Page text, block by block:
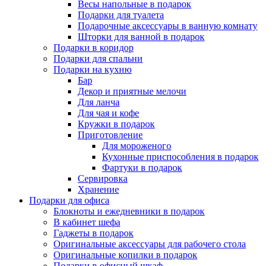
Весы напольные в подарок
Подарки для туалета
Подарочные аксессуары в ванную комнату
Шторки для ванной в подарок
Подарки в коридор
Подарки для спальни
Подарки на кухню
Бар
Декор и приятные мелочи
Для ланча
Для чая и кофе
Кружки в подарок
Приготовление
Для мороженого
Кухонные приспособления в подарок
Фартуки в подарок
Сервировка
Хранение
Подарки для офиса
Блокноты и ежедневники в подарок
В кабинет шефа
Гаджеты в подарок
Оригинальные аксессуары для рабочего стола
Оригинальные копилки в подарок